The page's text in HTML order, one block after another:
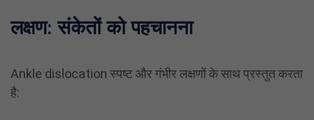
लक्षण: संकेतों को पहचानना
Ankle dislocation स्पष्ट और गंभीर लक्षणों के साथ प्रस्तुत करता
है: